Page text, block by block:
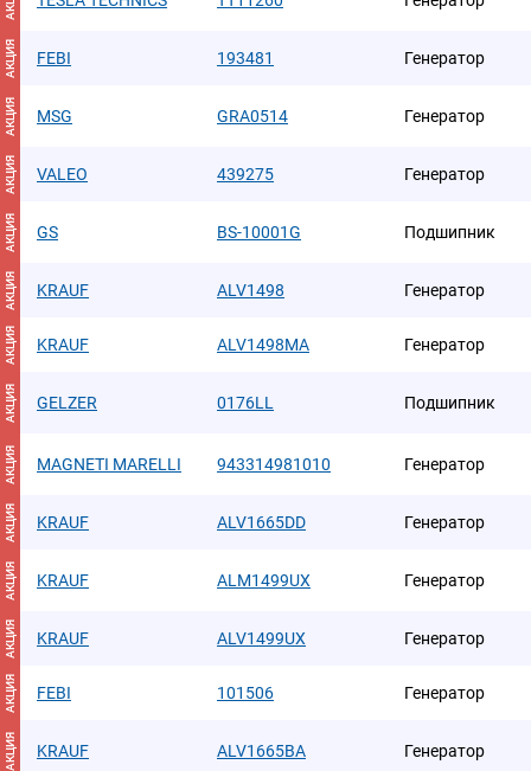
АКЦИЯ FEBI 193481 Генератор
АКЦИЯ MSG GRA0514 Генератор
АКЦИЯ VALEO 439275 Генератор
АКЦИЯ GS BS-10001G Подшипник
АКЦИЯ KRAUF ALV1498 Генератор
АКЦИЯ KRAUF ALV1498MA Генератор
АКЦИЯ GELZER 0176LL Подшипник
АКЦИЯ MAGNETI MARELLI 943314981010 Генератор
АКЦИЯ KRAUF ALV1665DD Генератор
АКЦИЯ KRAUF ALM1499UX Генератор
АКЦИЯ KRAUF ALV1499UX Генератор
АКЦИЯ FEBI 101506 Генератор
АКЦИЯ KRAUF ALV1665BA Генератор